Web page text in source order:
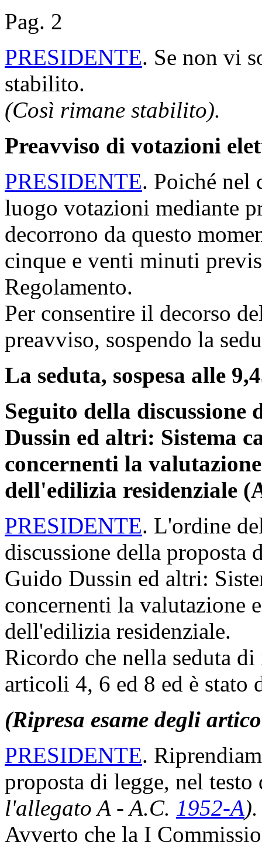
Pag. 2
PRESIDENTE. Se non vi
stabilito.
(Così rimane stabilito).
Preavviso di votazioni
PRESIDENTE. Poiché nel
luogo votazioni mediante
decorrono da questo
cinque e venti minuti
Regolamento.
Per consentire il decorso
preavviso, sospendo la
La seduta, sospesa alle
Seguito della
Dussin ed altri: Sistema
concernenti la
dell'edilizia residenziale
PRESIDENTE. L'ordine
discussione della
Guido Dussin ed altri:
concernenti la valutazione
dell'edilizia residenziale.
Ricordo che nella seduta
articoli 4, 6 ed 8 ed è
(Ripresa esame degli
PRESIDENTE.
proposta di legge, nel
l'allegato A - A.C. 1952-A).
Avverto che la I